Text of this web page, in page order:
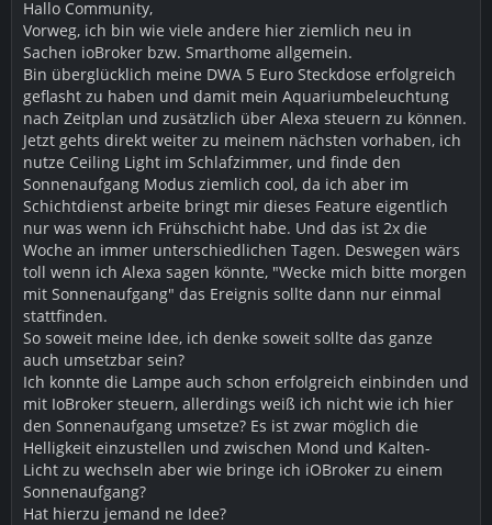
Hallo Community,
Vorweg, ich bin wie viele andere hier ziemlich neu in
Sachen ioBroker bzw. Smarthome allgemein.
Bin überglücklich meine DWA 5 Euro Steckdose erfolgreich
geflasht zu haben und damit mein Aquariumbeleuchtung
nach Zeitplan und zusätzlich über Alexa steuern zu können.
Jetzt gehts direkt weiter zu meinem nächsten vorhaben, ich
nutze Ceiling Light im Schlafzimmer, und finde den
Sonnenaufgang Modus ziemlich cool, da ich aber im
Schichtdienst arbeite bringt mir dieses Feature eigentlich
nur was wenn ich Frühschicht habe. Und das ist 2x die
Woche an immer unterschiedlichen Tagen. Deswegen wärs
toll wenn ich Alexa sagen könnte, "Wecke mich bitte morgen
mit Sonnenaufgang" das Ereignis sollte dann nur einmal
stattfinden.
So soweit meine Idee, ich denke soweit sollte das ganze
auch umsetzbar sein?
Ich konnte die Lampe auch schon erfolgreich einbinden und
mit IoBroker steuern, allerdings weiß ich nicht wie ich hier
den Sonnenaufgang umsetze? Es ist zwar möglich die
Helligkeit einzustellen und zwischen Mond und Kalten-
Licht zu wechseln aber wie bringe ich iOBroker zu einem
Sonnenaufgang?
Hat hierzu jemand ne Idee?